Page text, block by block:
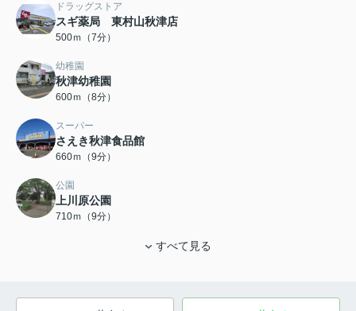
ドラッグストア
スギ薬局 東村山秋津店
500ｍ（7分）
幼稚園
秋津幼稚園
600ｍ（8分）
スーパー
さえき秋津食品館
660ｍ（9分）
公園
上川原公園
710ｍ（9分）
すべて見る